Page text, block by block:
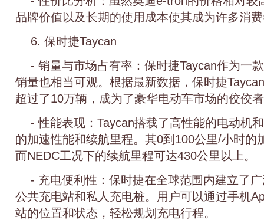
品牌价值以及长期的使用成本使其成为许多消
6. 保时捷Taycan
- 销量与市场占有率：保时捷Taycan作为一
销量也相当可观。根据最新数据，保时捷
超过了10万辆，成为了豪华电动车市场的佼佼
- 性能表现：Taycan搭载了高性能的电动机
的加速性能和续航里程。其0到100公里/小时的
而NEDC工况下的续航里程可达430公里以上。
- 充电便利性：保时捷在全球范围内建立了
公共充电站和私人充电桩。用户可以通过手机
站的位置和状态，轻松规划充电行程。